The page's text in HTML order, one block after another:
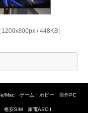
1200x800px / 448KB）
Mac ゲーム・ホビー 自作PC
格安SIM 家電ASCII